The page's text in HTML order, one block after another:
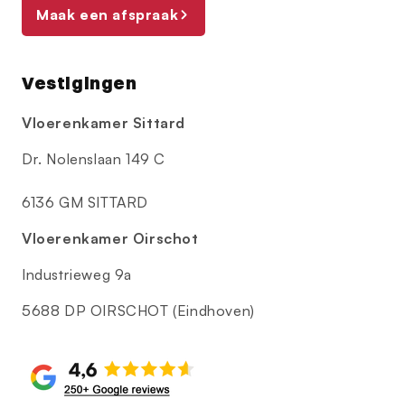
Maak een afspraak
Vestigingen
Vloerenkamer Sittard
Dr. Nolenslaan 149 C
6136 GM SITTARD
Vloerenkamer Oirschot
Industrieweg 9a
5688 DP OIRSCHOT (Eindhoven)